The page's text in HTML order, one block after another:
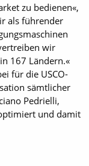
zu bedienen«,
als führender
wir
167 Ländern.«
für die USCO-
sämtlicher
Pedrielli,
und damit